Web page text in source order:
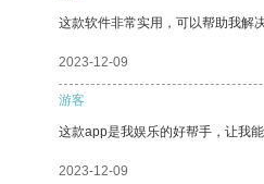
这款软件非常实用，可以帮助我解
2023-12-09
游客
这款app是我娱乐的好帮手，让我
2023-12-09